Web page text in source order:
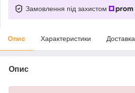
Замовлення під захистом
Опис Характеристики Доставка
Опис